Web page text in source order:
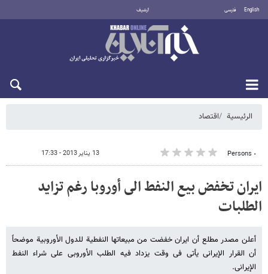
English فارسی أرشيف
الرئيسية اقتصاد
٠ Persons 13 يناير 2013 - 17:33
ایران تخفض بیع النفط الى أوروبا رغم تزاید
الطلبات
أعلن مصدر مطلع أن ایران خفضت من مبیعاتها النفطیة للدول الأوروبیة موضحاً
أن القرار الإیرانی یأتی فی وقت یزداد فیه الطلب الأوروبی على شراء النفط
الإیرانی.